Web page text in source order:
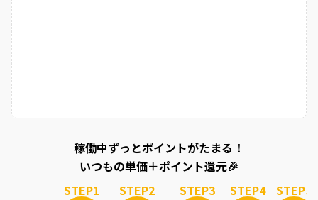
稼働中ずっとポイントがたまる！
いつもの単価＋ポイント還元🎉
STEP1 STEP2 STEP3 STEP4 STEP5